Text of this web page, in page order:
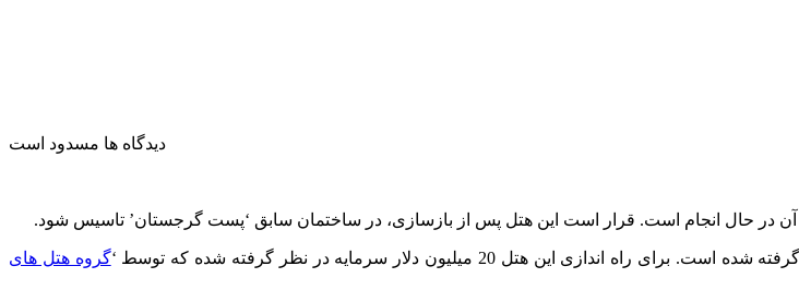
دیدگاه ها مسدود است
گروه هتل های